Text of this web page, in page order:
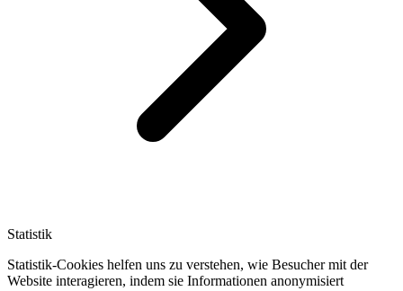
Statistik
Statistik-Cookies helfen uns zu verstehen, wie Besucher mit der
Website interagieren, indem sie Informationen anonymisiert